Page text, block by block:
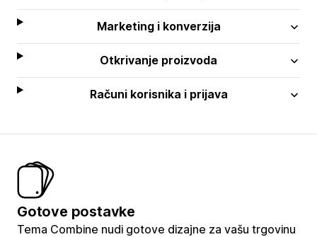
Marketing i konverzija
Otkrivanje proizvoda
Računi korisnika i prijava
Gotove postavke
Tema Combine nudi gotove dizajne za vašu trgovinu